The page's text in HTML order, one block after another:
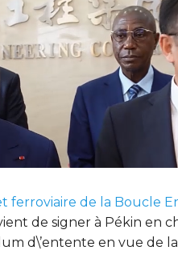
ferroviaire de la Boucle
de signer à Pékin en
d\’entente en vue de